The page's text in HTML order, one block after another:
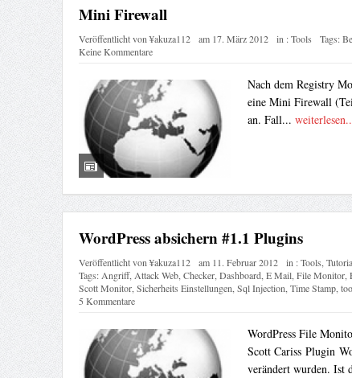
Mini Firewall
Veröffentlicht von¥akuza112 am 17. März 2012 in :Tools Tags:
Keine Kommentare
Nach dem Registry
eine Mini Firewall
an. Fall...
WordPress absichern #1.1 Plugins
Veröffentlicht von¥akuza112 am 11. Februar 2012 in :Tools,
Tags:Angriff,Attack Web,Checker,Dashboard,E Mail,File Monitor,
Scott Monitor,Sicherheits Einstellungen,Sql Injection,Time Stamp,
5 Kommentare
WordPress File
Scott Cariss Plugin
verändert wurden. Ist